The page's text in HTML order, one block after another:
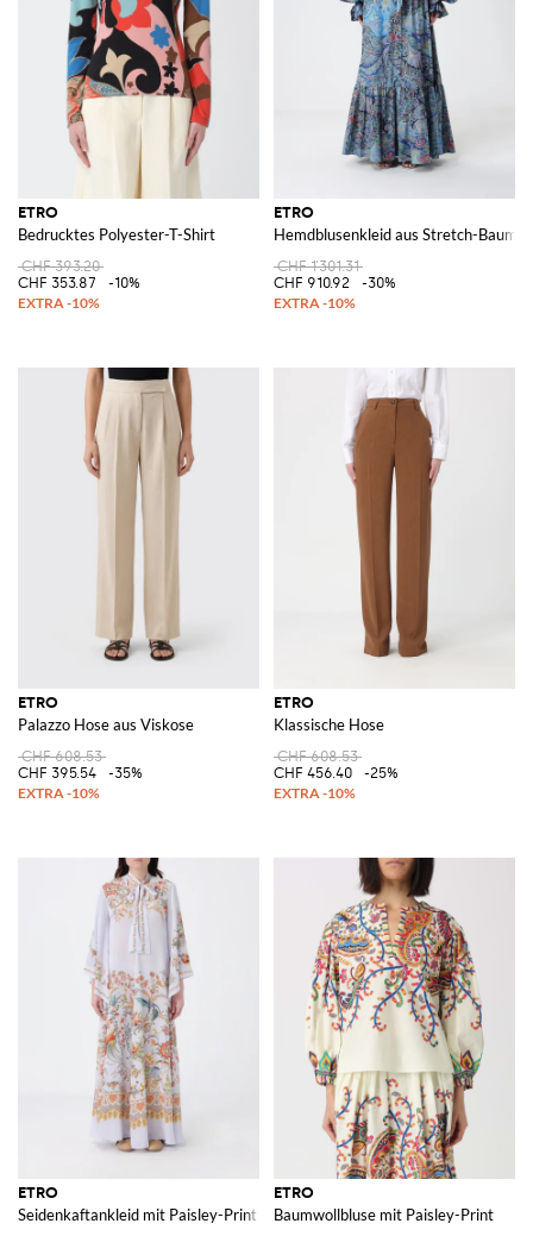
ETRO
Bedrucktes Polyester-T-Shirt
CHF 393.20
CHF 353.87
-10%
ETRO
Hemdblusenkleid aus Stretch-
CHF 1'301.31
CHF 910.92
-30%
ETRO
Palazzo Hose aus Viskose
CHF 608.53
CHF 395.54
-35%
ETRO
Klassische Hose
CHF 608.53
CHF 456.40
-25%
ETRO
Seidenkaftankleid mit Paisley-Print
ETRO
Baumwollbluse mit Paisley-Print